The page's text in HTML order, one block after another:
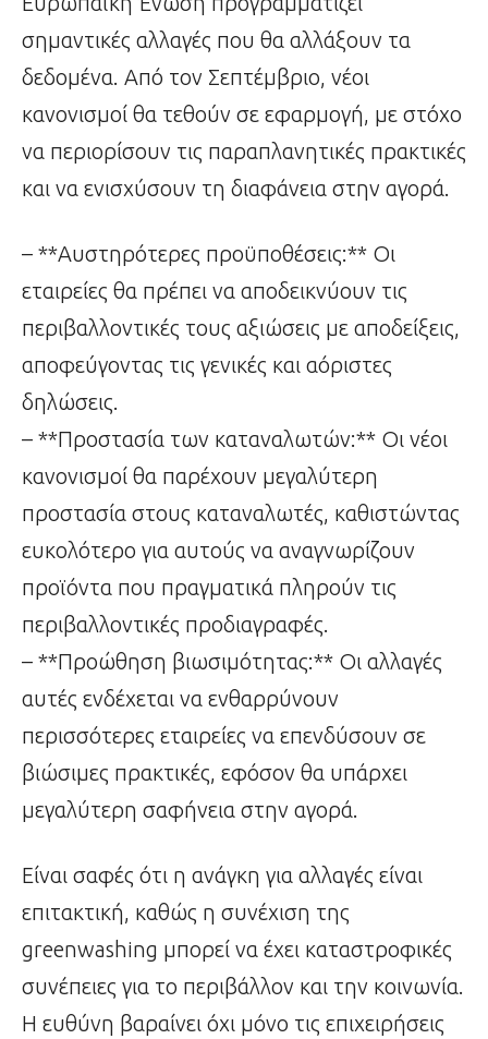
σημαντικές αλλαγές που θα αλλάξουν τα
δεδομένα. Από τον Σεπτέμβριο, νέοι
κανονισμοί θα τεθούν σε εφαρμογή, με στόχο
να περιορίσουν τις παραπλανητικές πρακτικές
και να ενισχύσουν τη διαφάνεια στην αγορά.
– **Αυστηρότερες προϋποθέσεις:** Οι
εταιρείες θα πρέπει να αποδεικνύουν τις
περιβαλλοντικές τους αξιώσεις με αποδείξεις,
αποφεύγοντας τις γενικές και αόριστες
δηλώσεις.
– **Προστασία των καταναλωτών:** Οι νέοι
κανονισμοί θα παρέχουν μεγαλύτερη
προστασία στους καταναλωτές, καθιστώντας
ευκολότερο για αυτούς να αναγνωρίζουν
προϊόντα που πραγματικά πληρούν τις
περιβαλλοντικές προδιαγραφές.
– **Προώθηση βιωσιμότητας:** Οι αλλαγές
αυτές ενδέχεται να ενθαρρύνουν
περισσότερες εταιρείες να επενδύσουν σε
βιώσιμες πρακτικές, εφόσον θα υπάρχει
μεγαλύτερη σαφήνεια στην αγορά.
Είναι σαφές ότι η ανάγκη για αλλαγές είναι
επιτακτική, καθώς η συνέχιση της
greenwashing μπορεί να έχει καταστροφικές
συνέπειες για το περιβάλλον και την κοινωνία.
Η ευθύνη βαραίνει όχι μόνο τις επιχειρήσεις